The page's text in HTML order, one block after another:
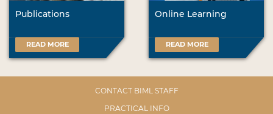
Publications
READ MORE
Online Learning
READ MORE
CONTACT BIML STAFF
PRACTICAL INFO